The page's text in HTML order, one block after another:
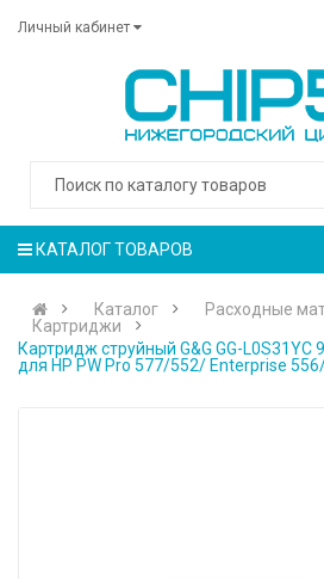
Личный кабинет
КАТАЛОГ ТОВАРОВ
Каталог
Расходные
Картриджи
Картридж струйный G&G GG-
для HP PW Pro 577/552/ Enterprise